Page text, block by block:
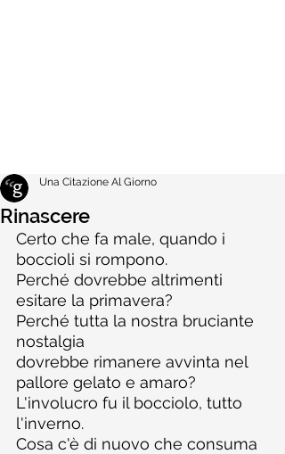
Rinascere
Una Citazione Al Giorno
Certo che fa male, quando i
boccioli si rompono.
Perché dovrebbe altrimenti
esitare la primavera?
Perché tutta la nostra bruciante
nostalgia
dovrebbe rimanere avvinta nel
pallore gelato e amaro?
L'involucro fu il bocciolo, tutto
l'inverno.
Cosa c'è di nuovo che consuma